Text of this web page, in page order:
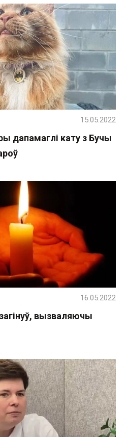
дапамаглі кату з Бучы
15.05.2022
вызваляючы
16.05.2022